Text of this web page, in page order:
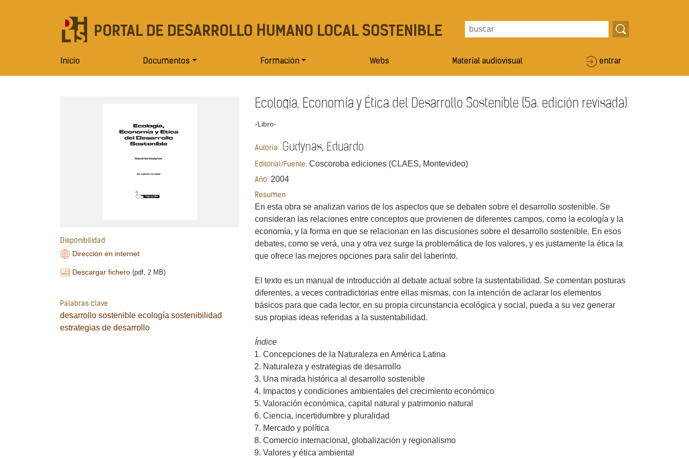
PORTAL DE DESARROLLO HUMANO LOCAL SOSTENIBLE
Inicio Documentos Formación Webs Material audiovisual entrar
Disponibilidad
Dirección en internet
Descargar fichero (pdf, 2 MB)
Palabras clave
desarrollo sostenible ecología sostenibilidad
estrategias de desarrollo
Ecología, Economía y Ética del Desarrollo Sostenible (5a. edición revisada)
-Libro-
Autoría: Gudynas, Eduardo
Editorial/Fuente: Coscoroba ediciones (CLAES, Montevideo)
Año: 2004
Resumen
En esta obra se analizan varios de los aspectos que se debaten sobre el desarrollo sostenible. Se
consideran las relaciones entre conceptos que provienen de diferentes campos, como la ecología y la
economía, y la forma en que se relacionan en las discusiones sobre el desarrollo sostenible. En esos
debates, como se verá, una y otra vez surge la problemática de los valores, y es justamente la ética la
que ofrece las mejores opciones para salir del laberinto.
El texto es un manual de introducción al debate actual sobre la sustentabilidad. Se comentan posturas
diferentes, a veces contradictorias entre ellas mismas, con la intención de aclarar los elementos
básicos para que cada lector, en su propia circunstancia ecológica y social, pueda a su vez generar
sus propias ideas referidas a la sustentabilidad.
Índice
Concepciones de la Naturaleza en América Latina
Naturaleza y estrategias de desarrollo
Una mirada histórica al desarrollo sostenible
Impactos y condiciones ambientales del crecimiento económico
Valoración económica, capital natural y patrimonio natural
Ciencia, incertidumbre y pluralidad
Mercado y política
Comercio internacional, globalización y regionalismo
Valores y ética ambiental